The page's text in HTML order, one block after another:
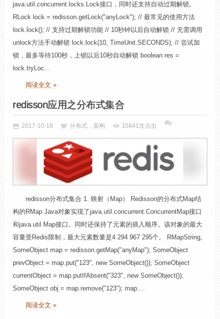
java.util.concurrent.locks.Lock接口，同时还支持自动过期解锁。
RLock lock = redisson.getLock("anyLock"); // 最常见的使用方法
lock.lock(); // 支持过期解锁功能 // 10秒钟以后自动解锁 // 无需调用
unlock方法手动解锁 lock.lock(10, TimeUnit.SECONDS); // 尝试加
锁，最多等待100秒，上锁以后10秒自动解锁 boolean res =
lock.tryLoc...
阅读全文 »
redisson应用之分布式集合
2017-10-18 分布式，架构 15841次点击
redisson分布式集合 1. 映射（Map） Redisson的分布式Map结
构的RMap Java对象实现了java.util.concurrent.ConcurrentMap接口
和java.util.Map接口。同时还保持了元素的插入顺序。该对象的最大
容量受Redis限制，最大元素数量是4 294 967 295个。 RMapString,
SomeObject map = redisson.getMap("anyMap"); SomeObject
prevObject = map.put("123", new SomeObject()); SomeObject
currentObject = map.putIfAbsent("323", new SomeObject());
SomeObject obj = map.remove("123"); map....
阅读全文 »